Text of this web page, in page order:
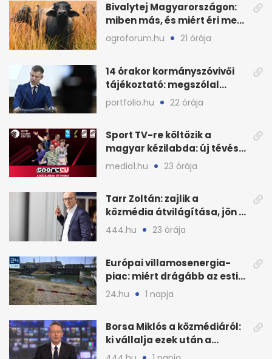
Bivalytej Magyarországon:
miben más, és miért éri meg
feldolgozni?
agroforum.hu 21 órája
14 órakor kormányszóvivői
tájékoztató: megszólal
Magyar Péter is
portfolio.hu 22 órája
Sport TV-re költözik a
magyar kézilabda: új tévés
megállapodás
media1.hu 23 órája
Tarr Zoltán: zajlik a
közmédia átvilágítása, jön a
nyilvános véleményezés
444.hu 23 órája
Európai villamosenergia-
piac: miért drágább az esti
áram Magyarországon
24.hu 1 napja
Borsa Miklós a közmédiáról:
ki vállalja ezek után a
munkát?